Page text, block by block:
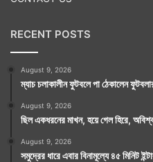
RECENT POSTS
August 9, 2026
ম্যাচ চলাকালীন ফুটবলে পা ঠেকালেন
August 9, 2026
ছিল একধরনের মাখন, হয়ে গেল হিরে,
August 9, 2026
সমুদ্রের ধারে এবার বিনামূল্যে ৪৫ মিনিট